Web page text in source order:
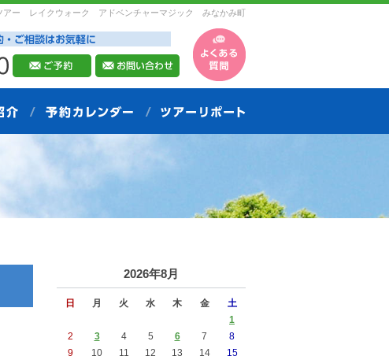
ー レイクウォーク アドベンチャーマジック みなかみ町
2026年8月
日 月 火 水 木 金 土
1
2
3 4 5 6 7
8
9
10 11 12 13 14
15